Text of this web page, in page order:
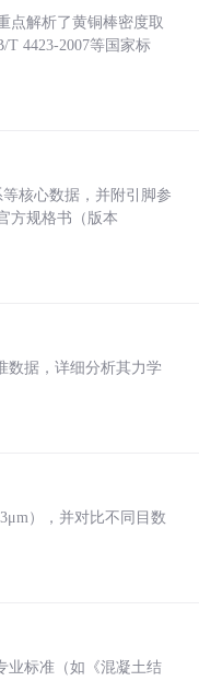
点解析了黄铜棒密度取
T 4423-2007等国家标
核心数据，并附引脚参
方规格书（版本
数据，详细分析其力学
），并对比不同目数
业标准（如《混凝土结